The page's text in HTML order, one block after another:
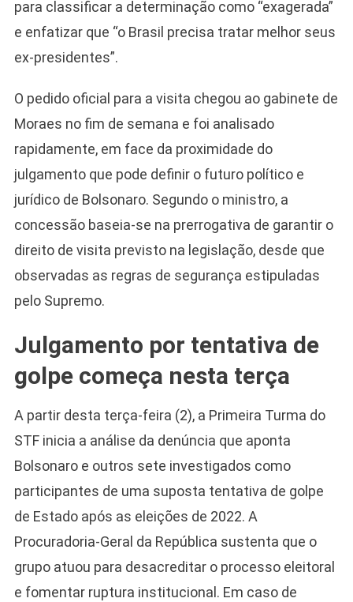
para classificar a determinação como “exagerada”
e enfatizar que “o Brasil precisa tratar melhor seus
ex-presidentes”.
O pedido oficial para a visita chegou ao gabinete de
Moraes no fim de semana e foi analisado
rapidamente, em face da proximidade do
julgamento que pode definir o futuro político e
jurídico de Bolsonaro. Segundo o ministro, a
concessão baseia-se na prerrogativa de garantir o
direito de visita previsto na legislação, desde que
observadas as regras de segurança estipuladas
pelo Supremo.
Julgamento por tentativa de
golpe começa nesta terça
A partir desta terça-feira (2), a Primeira Turma do
STF inicia a análise da denúncia que aponta
Bolsonaro e outros sete investigados como
participantes de uma suposta tentativa de golpe
de Estado após as eleições de 2022. A
Procuradoria-Geral da República sustenta que o
grupo atuou para desacreditar o processo eleitoral
e fomentar ruptura institucional. Em caso de
Bolsonaro Presidente
2026 Pátria Brasil 6 X
10,00 S/JUROS
R$60,00R$99,00 -39%
Ver no MERCADO
LIVRE